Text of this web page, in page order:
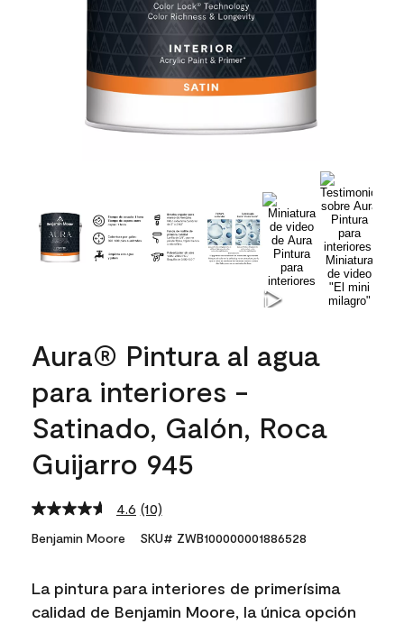
Aura® Pintura al agua
para interiores -
Satinado, Galón, Roca
Guijarro 945
4.6 Read
10
Reviews.
link.
(10)
Benjamin Moore SKU# ZWB100000001886528
La pintura para interiores de primerísima
calidad de Benjamin Moore, la única opción